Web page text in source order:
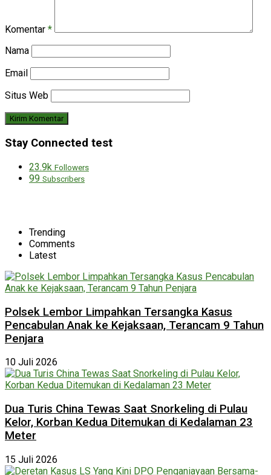
Komentar *
Nama
Email
Situs Web
Stay Connected test
23.9k Followers
99 Subscribers
Trending
Comments
Latest
Polsek Lembor Limpahkan Tersangka Kasus
Pencabulan Anak ke Kejaksaan, Terancam 9 Tahun
Penjara
10 Juli 2026
Dua Turis China Tewas Saat Snorkeling di Pulau
Kelor, Korban Kedua Ditemukan di Kedalaman 23
Meter
15 Juli 2026